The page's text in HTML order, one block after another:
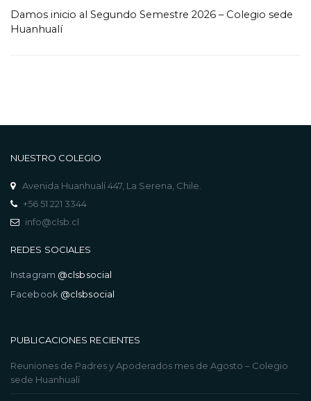
Damos inicio al Segundo Semestre 2026 – Colegio sede
Huanhualí
NUESTRO COLEGIO
Avenida Huanhualí 447, La Serena, Chile.
+56 51 221 3344
info@clsb.cl
REDES SOCIALES
Instagram @clsbsocial
Facebook @clsbsocial
PUBLICACIONES RECIENTES
Reuniones de Padres y Apoderados mes de Agosto – Colegio
sede Huanhualí